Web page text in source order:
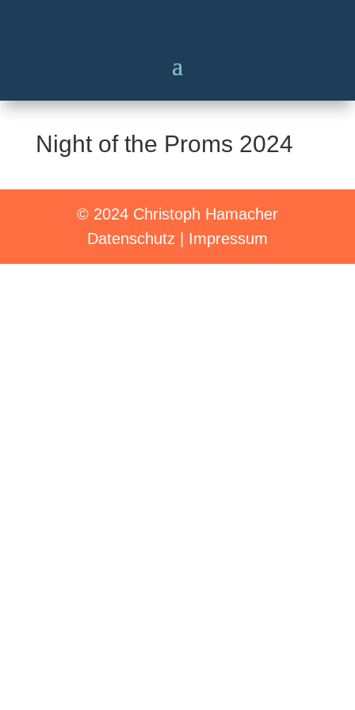
Night of the Proms 2024
© 2024 Christoph Hamacher
Datenschutz
Impressum